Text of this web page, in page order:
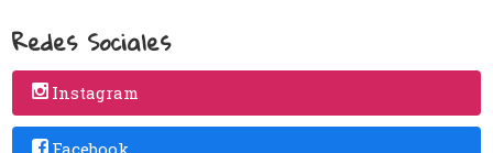
Redes Sociales
Instagram